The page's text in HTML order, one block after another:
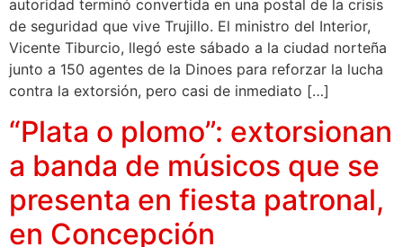
autoridad terminó convertida en una postal de la crisis
de seguridad que vive Trujillo. El ministro del Interior,
Vicente Tiburcio, llegó este sábado a la ciudad norteña
junto a 150 agentes de la Dinoes para reforzar la lucha
contra la extorsión, pero casi de inmediato […]
“Plata o plomo”: extorsionan
a banda de músicos que se
presenta en fiesta patronal,
en Concepción